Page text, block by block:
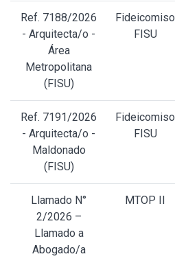
Ref. 7188/2026
- Arquitecta/o -
Área
Metropolitana
(FISU)
Fideicomiso
FISU
Ref. 7191/2026
- Arquitecta/o -
Maldonado
(FISU)
Fideicomiso
FISU
Llamado N°
2/2026 –
Llamado a
Abogado/a
MTOP II